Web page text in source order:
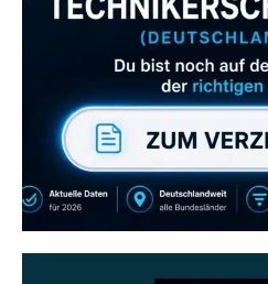
Abonniere
wenn dir unsere
ZUM